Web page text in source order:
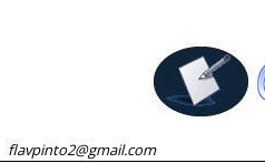
flavpinto2@gmail.com